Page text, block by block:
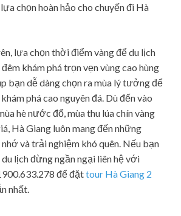
chọn hoàn hảo cho chuyến đi Hà
lựa chọn thời điểm vàng để du lịch
khám phá trọn vẹn vùng cao hùng
bạn dễ dàng chọn ra mùa lý tưởng để
phá cao nguyên đá. Dù đến vào
hè nước đổ, mùa thu lúa chín vàng
Hà Giang luôn mang đến những
và trải nghiệm khó quên. Nếu bạn
du lịch đừng ngần ngại liên hệ với
để đặttour Hà Giang 2
nhất.